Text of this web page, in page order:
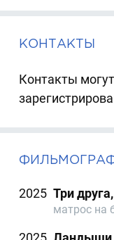
КОНТАКТЫ
Контакты
2025 Три
матрос на